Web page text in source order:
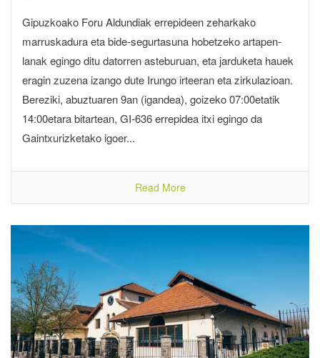
Gipuzkoako Foru Aldundiak errepideen zeharkako
marruskadura eta bide-segurtasuna hobetzeko artapen-
lanak egingo ditu datorren asteburuan, eta jarduketa hauek
eragin zuzena izango dute Irungo irteeran eta zirkulazioan.
Bereziki, abuztuaren 9an (igandea), goizeko 07:00etatik
14:00etara bitartean, GI-636 errepidea itxi egingo da
Gaintxurizketako igoer...
Read More